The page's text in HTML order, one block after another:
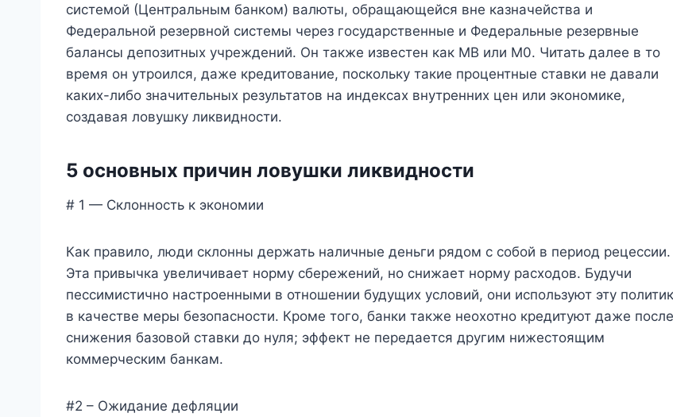
системой (Центральным банком) валюты, обращающейся вне казначейства и
Федеральной резервной системы через государственные и Федеральные резервные
балансы депозитных учреждений. Он также известен как MB или M0. Читать далее в то
время он утроился, даже кредитование, поскольку такие процентные ставки не давали
каких-либо значительных результатов на индексах внутренних цен или экономике,
создавая ловушку ликвидности.
5 основных причин ловушки ликвидности
# 1 — Склонность к экономии
Как правило, люди склонны держать наличные деньги рядом с собой в период рецессии.
Эта привычка увеличивает норму сбережений, но снижает норму расходов. Будучи
пессимистично настроенными в отношении будущих условий, они используют эту
в качестве меры безопасности. Кроме того, банки также неохотно кредитуют даже после
снижения базовой ставки до нуля; эффект не передается другим нижестоящим
коммерческим банкам.
#2 – Ожидание дефляции